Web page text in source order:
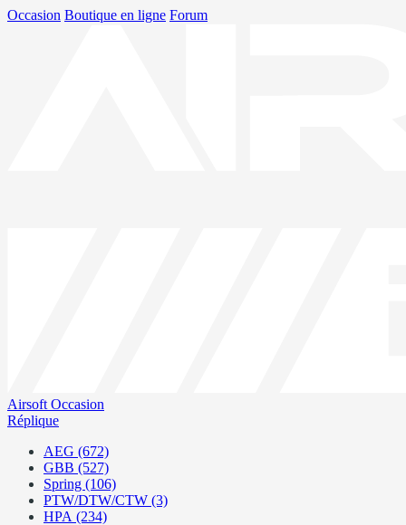
Occasion Boutique en ligne Forum
Airsoft Occasion
Réplique
AEG (672)
GBB (527)
Spring (106)
PTW/DTW/CTW (3)
HPA (234)